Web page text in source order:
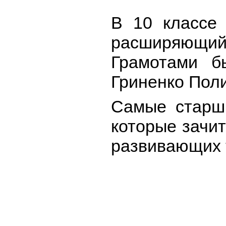
В 10 классе
Грамотами
Гриненко
Самые
которые
развивающих